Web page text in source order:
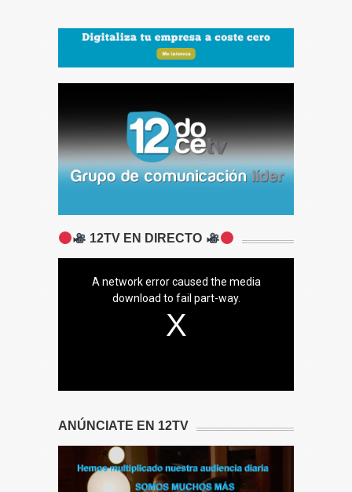
12TV EN DIRECTO
A network error caused the media
download to fail part-way.
ANÚNCIATE EN 12TV